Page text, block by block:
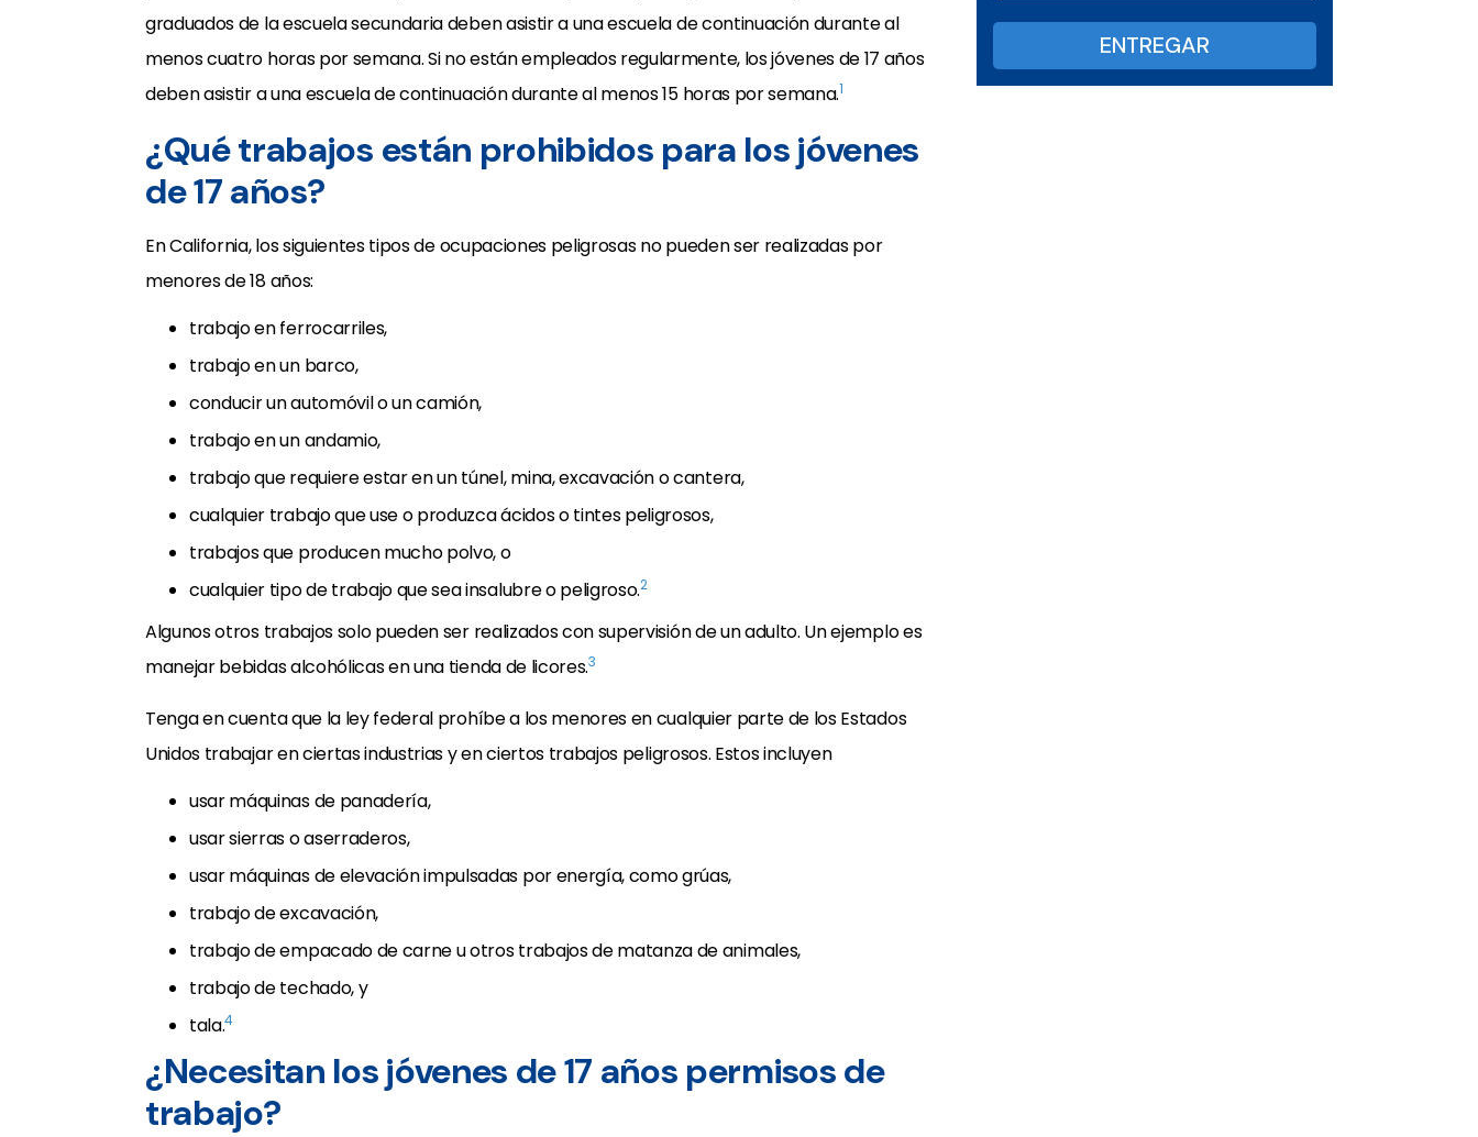
graduados de la escuela secundaria deben asistir a una escuela de continuación durante al
menos cuatro horas por semana. Si no están empleados regularmente, los jóvenes de 17 años
deben asistir a una escuela de continuación durante al menos 15 horas por semana.1
¿Qué trabajos están prohibidos para los jóvenes
de 17 años?
En California, los siguientes tipos de ocupaciones peligrosas no pueden ser realizadas por
menores de 18 años:
trabajo en ferrocarriles,
trabajo en un barco,
conducir un automóvil o un camión,
trabajo en un andamio,
trabajo que requiere estar en un túnel, mina, excavación o cantera,
cualquier trabajo que use o produzca ácidos o tintes peligrosos,
trabajos que producen mucho polvo, o
cualquier tipo de trabajo que sea insalubre o peligroso.2
Algunos otros trabajos solo pueden ser realizados con supervisión de un adulto. Un ejemplo es
manejar bebidas alcohólicas en una tienda de licores.3
Tenga en cuenta que la ley federal prohíbe a los menores en cualquier parte de los Estados
Unidos trabajar en ciertas industrias y en ciertos trabajos peligrosos. Estos incluyen
usar máquinas de panadería,
usar sierras o aserraderos,
usar máquinas de elevación impulsadas por energía, como grúas,
trabajo de excavación,
trabajo de empacado de carne u otros trabajos de matanza de animales,
trabajo de techado, y
tala.4
¿Necesitan los jóvenes de 17 años permisos de
trabajo?